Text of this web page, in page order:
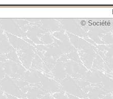
© Société